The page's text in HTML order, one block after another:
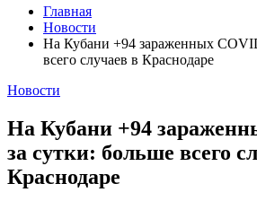
Главная
Новости
На Кубани +94 зараженных
всего случаев в Краснодаре
Новости
На Кубани +94
за сутки: больше всего
Краснодаре